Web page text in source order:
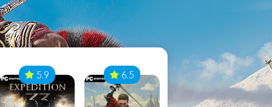
5.9 6.5 8.1